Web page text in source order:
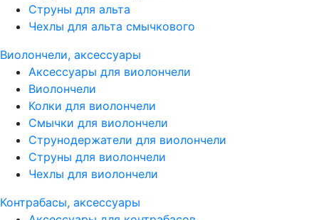
Струны для альта
Чехлы для альта смычкового
Виолончели, аксессуары
Аксессуары для виолончели
Виолончели
Колки для виолончели
Смычки для виолончели
Струнодержатели для виолончели
Струны для виолончели
Чехлы для виолончели
Контрабасы, аксессуары